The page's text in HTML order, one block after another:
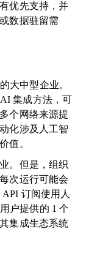
优先支持，并
数据驻留需
大中型企业。
集成方法，可
个网络来源提
化涉及人工智
值。
。但是，组织
次运行可能会
订阅使用人
户提供的 1 个
集成生态系统